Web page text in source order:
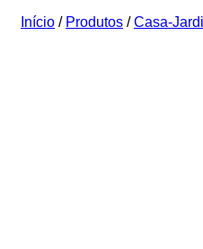
Início / Produtos /Casa-